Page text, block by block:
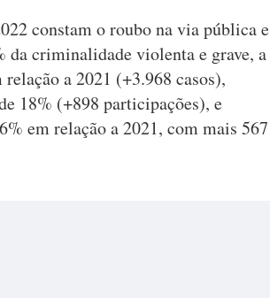
constam o roubo na via pública e
da criminalidade violenta e grave, a
a 2021 (+3.968 casos),
18% (+898 participações), e
em relação a 2021, com mais 567